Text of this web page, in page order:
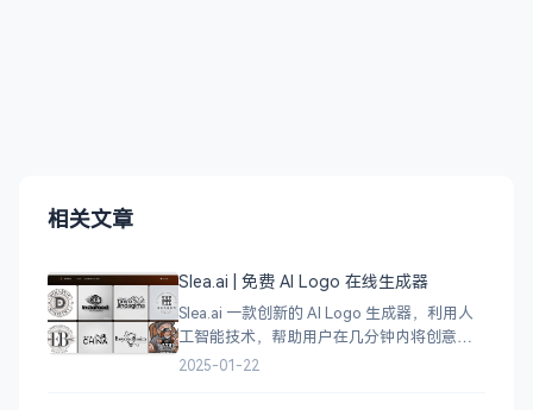
相关文章
Slea.ai | 免费 AI Logo 在线生成器
Slea.ai 一款创新的 AI Logo 生成器，利用人
工智能技术，帮助用户在几分钟内将创意变
成精美的品牌 Logo。无论你是初创企业、电
2025-01-22